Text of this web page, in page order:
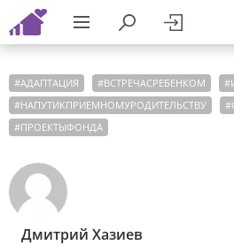
#АДАПТАЦИЯ #ВСТРЕЧАСРЕБЕНКОМ #
#НАПУТИКПРИЕМНОМУРОДИТЕЛЬСТВУ #
#ПРОЕКТЫФОНДА
Дмитрий Хазиев